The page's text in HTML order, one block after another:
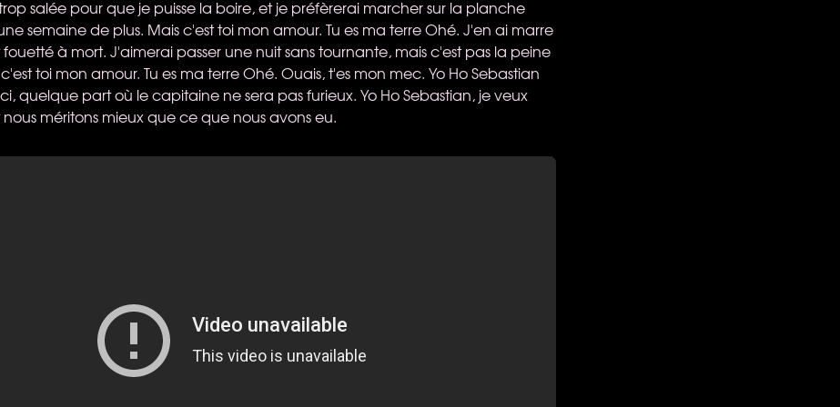
salée pour que je puisse la boire, et je préfèrerai marcher sur la planche
semaine de plus. Mais c'est toi mon amour. Tu es ma terre Ohé. J'en ai marre
à mort. J'aimerai passer une nuit sans tournante, mais c'est pas la peine
toi mon amour. Tu es ma terre Ohé. Ouais, t'es mon mec. Yo Ho Sebastian
quelque part où le capitaine ne sera pas furieux. Yo Ho Sebastian, je veux
méritons mieux que ce que nous avons eu.